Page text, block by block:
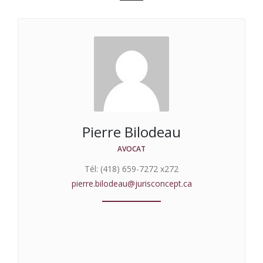
Pierre Bilodeau
AVOCAT
Tél: (418) 659-7272 x272
pierre.bilodeau@jurisconcept.ca